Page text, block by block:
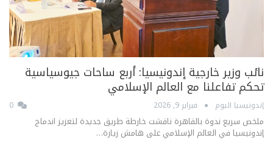
نائب وزير خارجية إندونيسيا: أربع ساحات جيوسياسية
تحكم تفاعلنا مع العالم الإسلامي
إندونيسيا اليوم فبراير 9, 2026
ملخص سريع ندوة بالقاهرة ناقشت خارطة طريق جديدة لتعزيز اندماج
إندونيسيا في العالم الإسلامي على هامش زيارة…